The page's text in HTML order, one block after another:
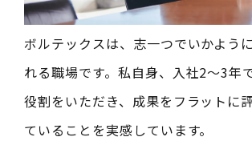
ボルテックスは、志一つでいかよう
れる職場です。私自身、入社2〜3年
役割をいただき、成果をフラットに
ていることを実感しています。